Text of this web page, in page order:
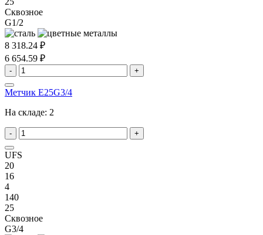
Сквозное
G1/2
8 318.24 ₽
6 654.59 ₽
- +
Метчик E25G3/4
На складе: 2
- +
UFS
20
16
4
140
25
Сквозное
G3/4